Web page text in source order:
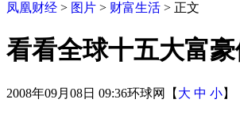
凤凰财经 > 图片 > 财富生活 > 正文
看看全球十五大富
2008年09月08日 09:36环球网 【 大 中 小】